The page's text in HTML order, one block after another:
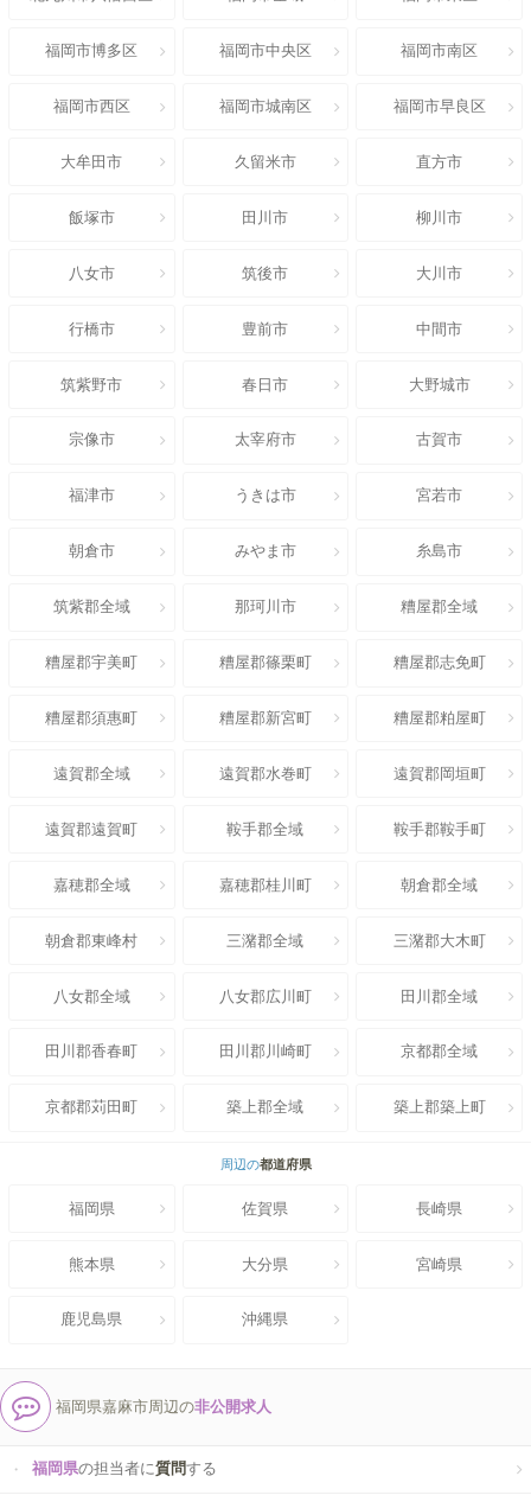
福岡市博多区 福岡市中央区 福岡市南区
福岡市西区 福岡市城南区 福岡市早良区
大牟田市 久留米市 直方市
飯塚市 田川市 柳川市
八女市 筑後市 大川市
行橋市 豊前市 中間市
筑紫野市 春日市 大野城市
宗像市 太宰府市 古賀市
福津市 うきは市 宮若市
朝倉市 みやま市 糸島市
筑紫郡全域 那珂川市 糟屋郡全域
糟屋郡宇美町 糟屋郡篠栗町 糟屋郡志免町
糟屋郡須惠町 糟屋郡新宮町 糟屋郡粕屋町
遠賀郡全域 遠賀郡水巻町 遠賀郡岡垣町
遠賀郡遠賀町 鞍手郡全域 鞍手郡鞍手町
嘉穂郡全域 嘉穂郡桂川町 朝倉郡全域
朝倉郡東峰村 三潴郡全域 三潴郡大木町
八女郡全域 八女郡広川町 田川郡全域
田川郡香春町 田川郡川崎町 京都郡全域
京都郡苅田町 築上郡全域 築上郡築上町
周辺の都道府県
福岡県 佐賀県 長崎県
熊本県 大分県 宮崎県
鹿児島県 沖縄県
福岡県嘉麻市周辺の非公開求人
福岡県の担当者に質問する